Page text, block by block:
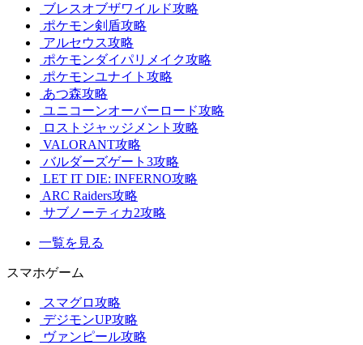
ブレスオブザワイルド攻略
ポケモン剣盾攻略
アルセウス攻略
ポケモンダイパリメイク攻略
ポケモンユナイト攻略
あつ森攻略
ユニコーンオーバーロード攻略
ロストジャッジメント攻略
VALORANT攻略
バルダーズゲート3攻略
LET IT DIE: INFERNO攻略
ARC Raiders攻略
サブノーティカ2攻略
一覧を見る
スマホゲーム
スマグロ攻略
デジモンUP攻略
ヴァンピール攻略